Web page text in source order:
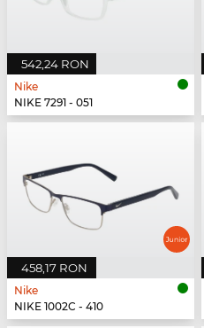
542,24 RON
Nike
NIKE 7291 - 051
458,17 RON
Nike
NIKE 1002C - 410